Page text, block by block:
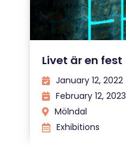
Livet är en fest
January 12, 2022
February 12, 2023
Mölndal
Exhibitions